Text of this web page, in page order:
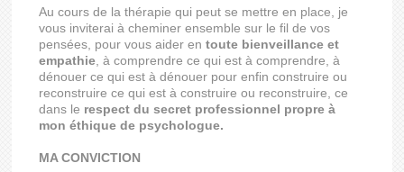
Au cours de la thérapie qui peut se mettre en place, je
vous inviterai à cheminer ensemble sur le fil de vos
pensées, pour vous aider entoute bienveillance et
empathie , à comprendre ce qui est à comprendre, à
dénouer ce qui est à dénouer pour enfin construire ou
reconstruire ce qui est à construire ou reconstruire, ce
dans le respect du secret professionnel propre à
mon éthique de psychologue.
MA CONVICTION